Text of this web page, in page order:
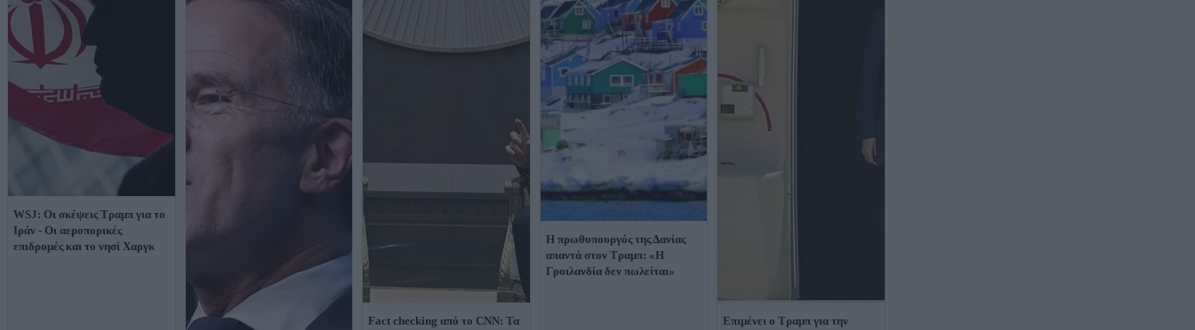
WSJ: Οι σκέψεις Τραμπ για το
Ιράν - Οι αεροπορικές
επιδρομές και το νησί Χαργκ
Fact checking από το CNN: Τα
Η πρωθυπουργός της Δανίας
απαντά στον Τραμπ: «Η
Γροιλανδία δεν πωλείται»
Επιμένει ο Τραμπ για την